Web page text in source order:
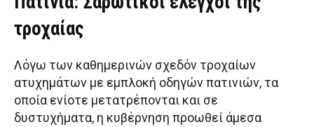
τροχαίας
Λόγω των καθημερινών σχεδόν τροχαίων
ατυχημάτων με εμπλοκή οδηγών πατινιών, τα
οποία ενίοτε μετατρέπονται και σε
δυστυχήματα, η κυβέρνηση προωθεί άμεσα